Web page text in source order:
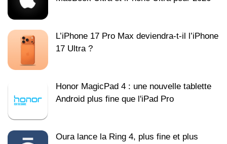
L’iPhone 17 Pro Max deviendra-t-il l’iPhone
17 Ultra ?
Honor MagicPad 4 : une nouvelle tablette
Android plus fine que l'iPad Pro
Oura lance la Ring 4, plus fine et plus